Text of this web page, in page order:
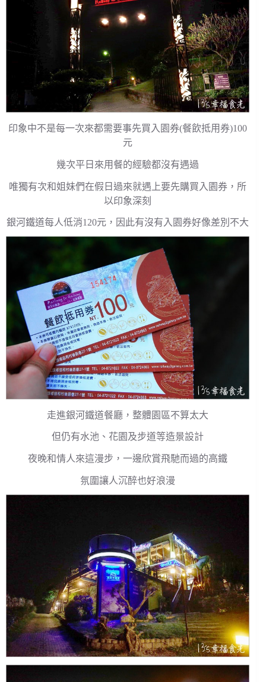
印象中不是每一次來都需要事先買入園券(餐飲抵用券)100
元
幾次平日來用餐的經驗都沒有遇過
唯獨有次和姐妹們在假日過來就遇上要先購買入園券，所
以印象深刻
銀河鐵道每人低消120元，因此有沒有入園券好像差別不大
走進銀河鐵道餐廳，整體園區不算太大
但仍有水池、花園及步道等造景設計
夜晚和情人來這漫步，一邊欣賞飛馳而過的高鐵
氛圍讓人沉醉也好浪漫